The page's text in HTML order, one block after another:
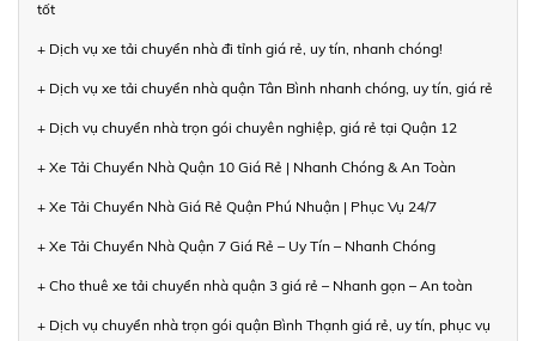
tốt
+ Dịch vụ xe tải chuyển nhà đi tỉnh giá rẻ, uy tín, nhanh chóng!
+ Dịch vụ xe tải chuyển nhà quận Tân Bình nhanh chóng, uy tín, giá rẻ
+ Dịch vụ chuyển nhà trọn gói chuyên nghiệp, giá rẻ tại Quận 12
+ Xe Tải Chuyển Nhà Quận 10 Giá Rẻ | Nhanh Chóng & An Toàn
+ Xe Tải Chuyển Nhà Giá Rẻ Quận Phú Nhuận | Phục Vụ 24/7
+ Xe Tải Chuyển Nhà Quận 7 Giá Rẻ – Uy Tín – Nhanh Chóng
+ Cho thuê xe tải chuyển nhà quận 3 giá rẻ – Nhanh gọn – An toàn
+ Dịch vụ chuyển nhà trọn gói quận Bình Thạnh giá rẻ, uy tín, phục vụ